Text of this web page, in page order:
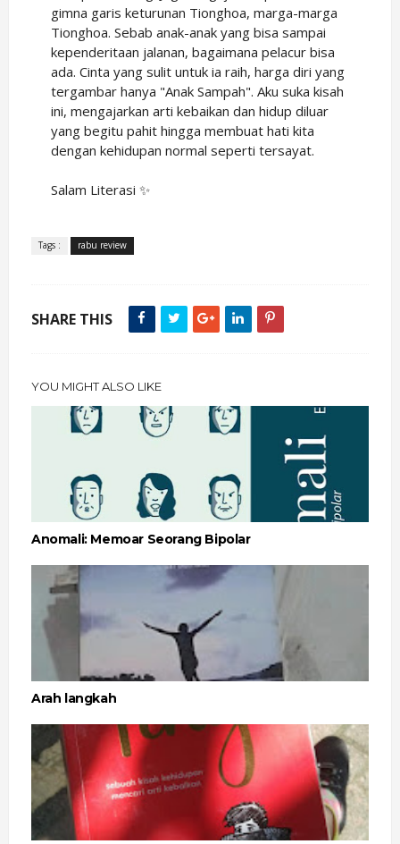
gimna garis keturunan Tionghoa, marga-marga
Tionghoa. Sebab anak-anak yang bisa sampai
kependeritaan jalanan, bagaimana pelacur bisa
ada. Cinta yang sulit untuk ia raih, harga diri yang
tergambar hanya "Anak Sampah". Aku suka kisah
ini, mengajarkan arti kebaikan dan hidup diluar
yang begitu pahit hingga membuat hati kita
dengan kehidupan normal seperti tersayat.
Salam Literasi ✨
Tags : rabu review
SHARE THIS
YOU MIGHT ALSO LIKE
Anomali: Memoar Seorang Bipolar
Arah langkah